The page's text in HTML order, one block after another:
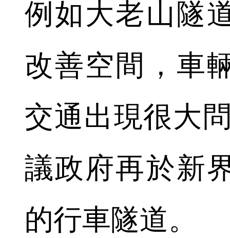
例如大老山隧
改善空間，車
交通出現很大
議政府再於新
的行車隧道。